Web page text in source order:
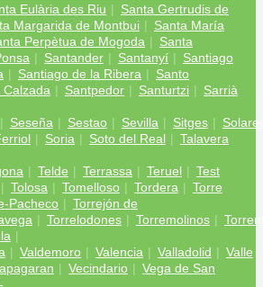
Eulària des Riu
Santa Gertrudis de
Margarida de Montbui
Santa María
Perpètua de Mogoda
Santa
Santander Santanyí
Santiago
Santiago de la Ribera
Santo
Santpedor Santurtzi
Sarrià
Seseña Sestao Sevilla Sitges
Soria Soto del Real
Talavera
Telde Terrassa Teruel
Test
Tolosa Tomelloso Tordera
Torre
Pacheco
Torrejón de
Torrelodones Torremolinos
Valdemoro Valencia Valladolid
Valle
Vecindario
Vega de San